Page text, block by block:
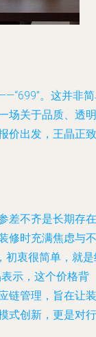
。这并非
场关于品质、透明
价出发，王晶正致
差不齐是长期存在
修时充满焦虑与不
初衷很简单，就
示，这个价格背
链管理，旨在让装
式创新，更是对行